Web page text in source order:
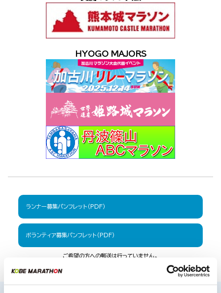
HYOGO MAJORS
ランナー募集パンフレット（PDF）
ボランティア募集パンフレット（PDF）
ご希望の方への郵送は行っていません。